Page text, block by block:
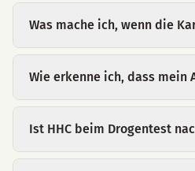
Was mache ich, wenn die
Wie erkenne ich, dass mein
Ist HHC beim Drogentest